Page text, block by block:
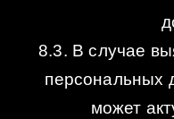
8.3. В случае
персональных
может